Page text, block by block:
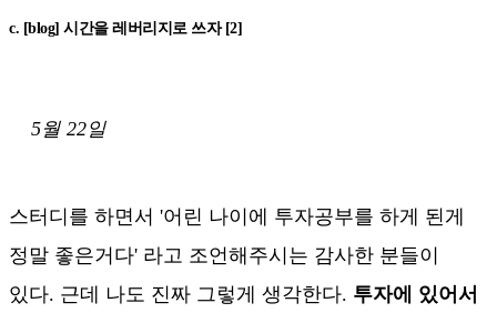
c. [blog] 시간을 레버리지로 쓰자 [2]
5월 22일
스터디를 하면서 '어린 나이에 투자공부를 하게 된게
정말 좋은거다' 라고 조언해주시는 감사한 분들이
있다. 근데 나도 진짜 그렇게 생각한다. 투자에 있어서